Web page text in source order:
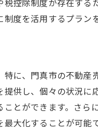
える法的基盤
ら学ぶ実践的アドバイ
大化するための不動産
本と応用
すためのアイデア
度を活用するプラン
に、門真市の不動
供し、個々の状況
とができます。さ
大化することが可能で